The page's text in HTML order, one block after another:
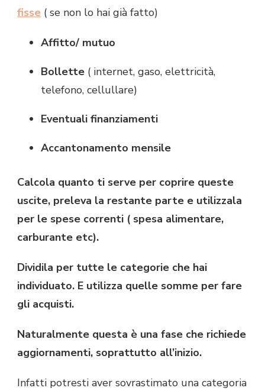
fisse ( se non lo hai già fatto)
Affitto/ mutuo
Bollette ( internet, gaso, elettricità,
telefono, cellullare)
Eventuali finanziamenti
Accantonamento mensile
Calcola quanto ti serve per coprire queste
uscite, preleva la restante parte e utilizzala
per le spese correnti ( spesa alimentare,
carburante etc).
Dividila per tutte le categorie che hai
individuato. E utilizza quelle somme per fare
gli acquisti.
Naturalmente questa è una fase che richiede
aggiornamenti, soprattutto all’inizio.
Infatti potresti aver sovrastimato una categoria